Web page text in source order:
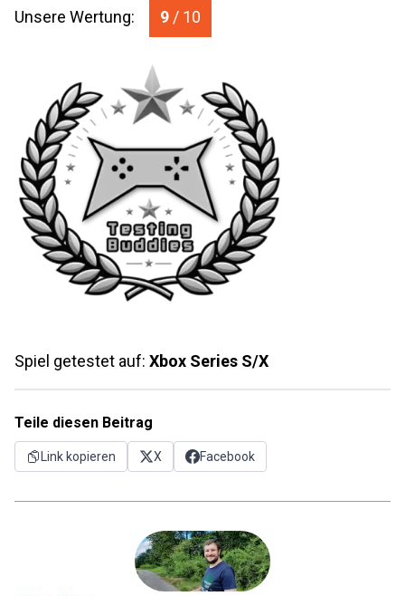
Unsere Wertung: 9 / 10
Spiel getestet auf: Xbox Series S/X
Teile diesen Beitrag
Link kopieren X Facebook